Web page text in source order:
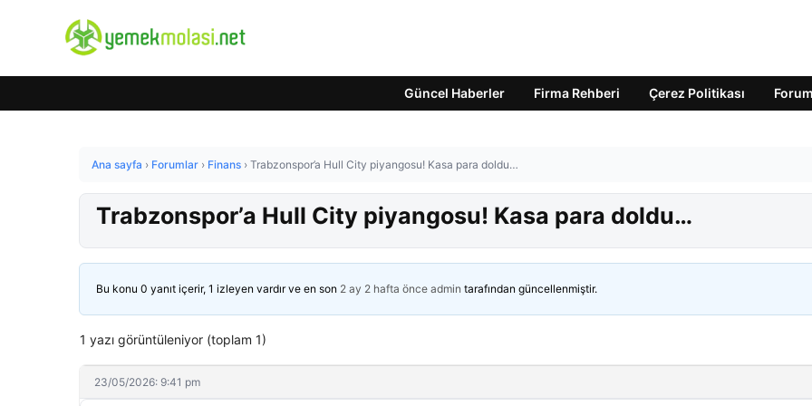
Güncel Haberler Firma Rehberi Çerez Politikası
Ana sayfa › Forumlar › Finans › Trabzonspor’a Hull City piyangosu! Kasa para doldu…
Trabzonspor’a Hull City piyangosu! Kasa para doldu…
Bu konu 0 yanıt içerir, 1 izleyen vardır ve en son 2 ay 2 hafta önce admin tarafından güncellenmiştir.
1 yazı görüntüleniyor (toplam 1)
23/05/2026: 9:41 pm